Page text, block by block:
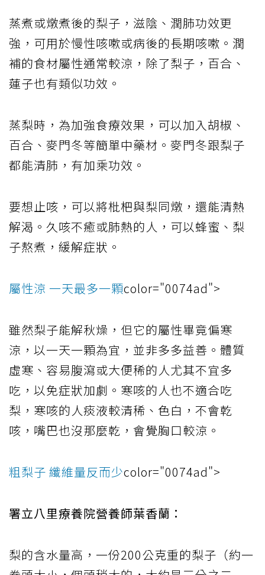
蒸煮或燉煮後的梨子，滋陰、潤肺功效更
強，可用於慢性咳嗽或病後的長期咳嗽。潤
補的食材屬性通常較涼，除了梨子，百合、
蓮子也有類似功效。
蒸梨時，為加強食療效果，可以加入胡椒、
百合、麥門冬等簡單中藥材。麥門冬跟梨子
都能清肺，有加乘功效。
要想止咳，可以將枇杷與梨同燉，還能清熱
解渴。久咳不癒或肺熱的人，可以蜂蜜、梨
子熬煮，緩解症狀。
屬性涼 一天最多一顆color="0074ad">
雖然梨子能解秋燥，但它的屬性畢竟偏寒
涼，以一天一顆為宜，並非多多益善。體質
虛寒、容易腹瀉或大便稀的人尤其不宜多
吃，以免症狀加劇。寒咳的人也不適合吃
梨，寒咳的人痰液較清稀、色白，不會乾
咳，嘴巴也沒那麼乾，會覺胸口較涼。
粗梨子 纖維量反而少color="0074ad">
署立八里療養院營養師葉香蘭：
梨的含水量高，一份200公克重的梨子（約一